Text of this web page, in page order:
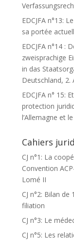
EDCJFA n°13:
sa portée
EDCJFA n°14 :
zweisprachige
in das
Deutschland, 2.
EDCJFA n° 15:
protection
l’Allemagne et
Cahiers
CJ n°1: La
Convention
Lomé II
CJ n°2: Bilan
filiation
CJ n°3: Le
CJ n°5: Les